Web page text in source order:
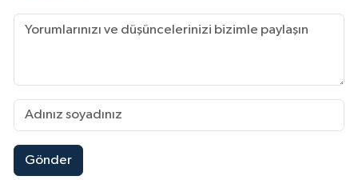
Gönder